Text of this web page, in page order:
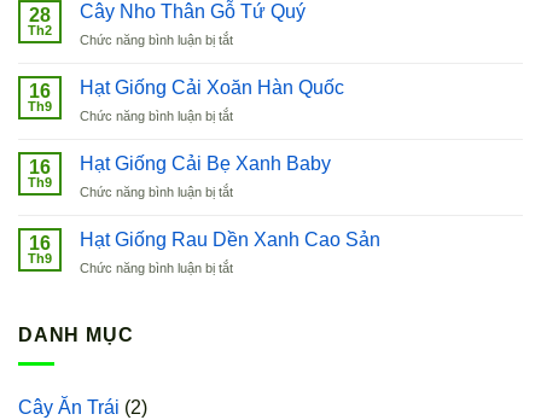
Lựu
Lùn
Cập
28
Th2
Cây Nho Thân Gỗ Tứ Quý
Chức năng bình luận bị tắtở
Nho
Gỗ
Quý
16
Th9
Hạt Giống Cải Xoăn Hàn Quốc
Chức năng bình luận bị tắtở
Giống
Xoăn
Quốc
16
Th9
Hạt Giống Cải Bẹ Xanh Baby
Chức năng bình luận bị tắtở
Giống
Bẹ
16
Th9
Hạt Giống Rau Dền Xanh Cao Sản
Chức năng bình luận bị tắtở
DANH MỤC
Cây Ăn Trái (2)